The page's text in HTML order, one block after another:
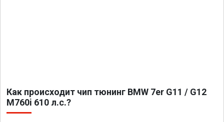
Как происходит чип тюнинг BMW 7er G11 / G12
M760i 610 л.с.?